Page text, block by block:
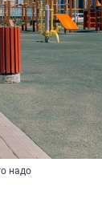
надо